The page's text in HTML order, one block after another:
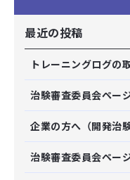
最近の投稿
トレーニングログの
治験審査委員会ペー
企業の方へ（開発治
治験審査委員会ペー